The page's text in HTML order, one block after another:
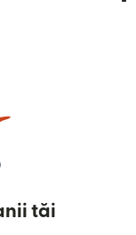
tăi